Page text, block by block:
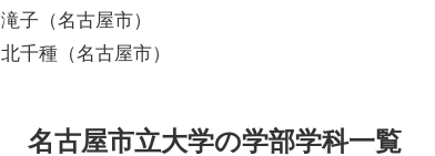
滝子（名古屋市）
北千種（名古屋市）
名古屋市立大学の学部学科一覧